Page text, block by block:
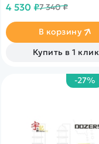
4 530 ₽7 340 ₽
В корзину
Купить в 1 клик
-27%